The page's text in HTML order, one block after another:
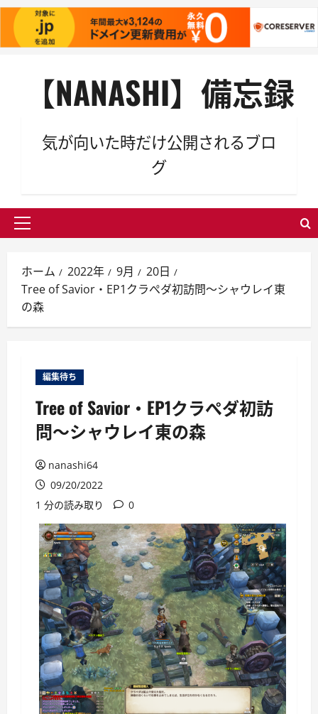
【NANASHI】備忘録
気が向いた時だけ公開されるブロ
グ
メ
ン
メ
ュ
ホーム 2022年 9月
20日
Tree of Savior・EP1クラぺダ初訪問～シャウレイ東
の森
編集待ち
Tree of Savior・EP1クラぺダ初訪
問～シャウレイ東の森
nanashi64
09/20/2022
1 分の読み取り
0